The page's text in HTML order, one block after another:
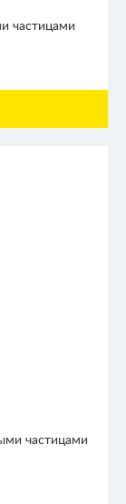
частицами
частицами